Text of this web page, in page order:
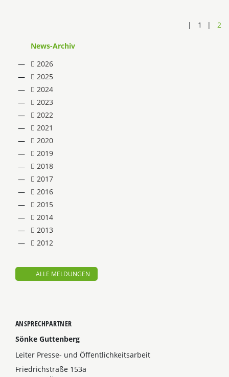
1 2
News-Archiv
2026
2025
2024
2023
2022
2021
2020
2019
2018
2017
2016
2015
2014
2013
2012
ALLE MELDUNGEN
ANSPRECHPARTNER
Sönke Guttenberg
Leiter Presse- und Öffentlichkeitsarbeit
Friedrichstraße 153a